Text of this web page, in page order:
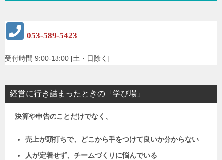
053-589-5423
受付時間 9:00-18:00 [土・日除く]
経営に行き詰まったときの「学び場」
決算や申告のことだけでなく、
売上が頭打ちで、どこから手をつけて良いか分からない
人が定着せず、チームづくりに悩んでいる